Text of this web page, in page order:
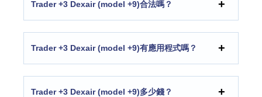
Trader +3 Dexair (model +9)合法嗎？
Trader +3 Dexair (model +9)有應用程式嗎？
Trader +3 Dexair (model +9)多少錢？